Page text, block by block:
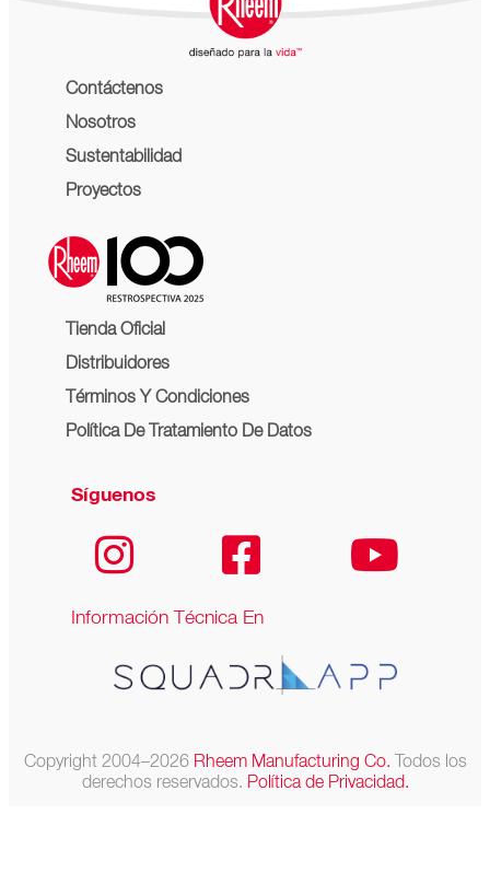
Contáctenos
Nosotros
Sustentabilidad
Proyectos
Tienda Oficial
Distribuidores
Términos Y Condiciones
Política De Tratamiento De Datos
Síguenos
Información Técnica En
Copyright 2004–2026 Rheem Manufacturing Co. Todos los
derechos reservados. Política de Privacidad.